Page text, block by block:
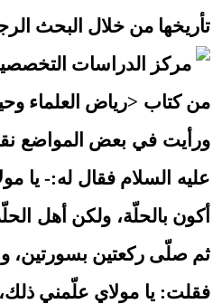
تأريخها من خلال البحث
من كتاب <رياض العلماء
ورأيت في بعض المواضع
عليه السلام فقال له:- يا
أكون بالحلّة، ولكن أهل
ثم صلّى ركعتين بسورتين،
فقلت: يا مولاي علّمني